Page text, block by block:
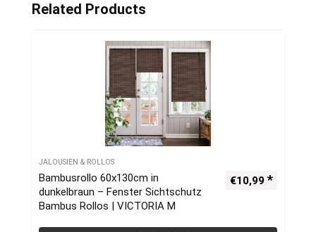
Related Products
JALOUSIEN & ROLLOS
Bambusrollo 60x130cm in
dunkelbraun – Fenster Sichtschutz
Bambus Rollos | VICTORIA M
€10,99